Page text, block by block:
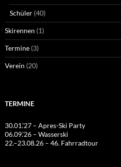
Schüler (40)
Skirennen (1)
Termine (3)
Verein (20)
TERMINE
30.01.’27 – Apres-Ski Party
06.09.’26 – Wasserski
22.–23.08.26 – 46. Fahrradtour